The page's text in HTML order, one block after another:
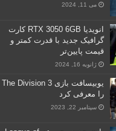
می 11, 2024
انویدیا RTX 3050 6GB کارت
گرافیک جدید با قدرت کمتر و
قیمت پایین‌تر
ژانویه 16, 2024
یوبیسافت بازی The Division 3
را معرفی کرد
سپتامبر 22, 2023